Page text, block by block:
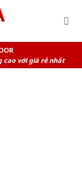
cao với giá rẻ nhất